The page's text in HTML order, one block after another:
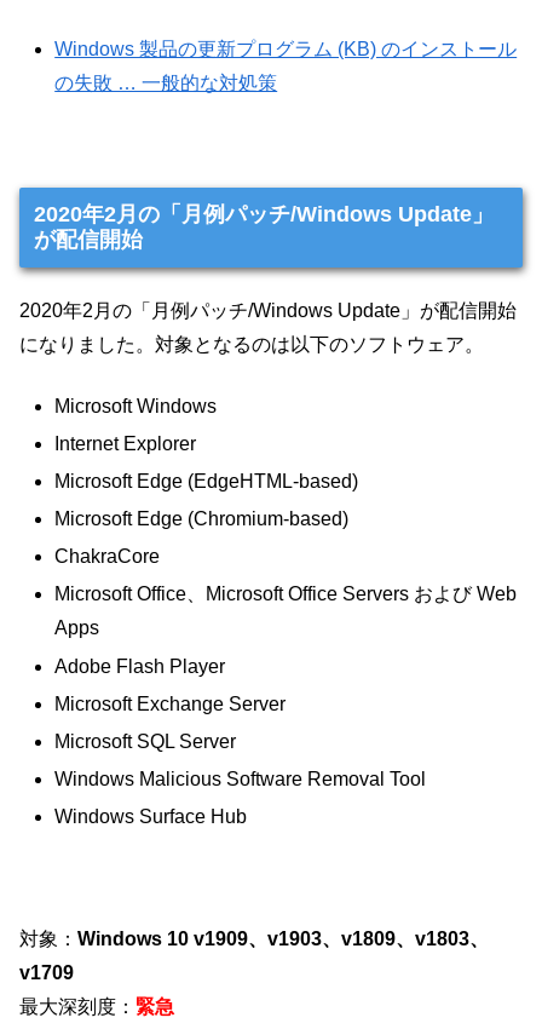
Windows 製品の更新プログラム (KB) のインストール
の失敗 … 一般的な対処策
2020年2月の「月例パッチ/Windows Update」
が配信開始
2020年2月の「月例パッチ/Windows Update」が配信開始
になりました。対象となるのは以下のソフトウェア。
Microsoft Windows
Internet Explorer
Microsoft Edge (EdgeHTML-based)
Microsoft Edge (Chromium-based)
ChakraCore
Microsoft Office、Microsoft Office Servers および Web
Apps
Adobe Flash Player
Microsoft Exchange Server
Microsoft SQL Server
Windows Malicious Software Removal Tool
Windows Surface Hub
対象： Windows 10 v1909、v1903、v1809、v1803、
v1709
最大深刻度： 緊急